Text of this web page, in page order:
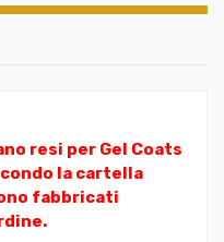
resi per Gel Coats
la cartella
fabbricati